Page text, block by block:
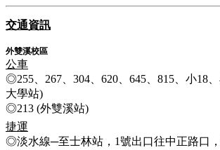
交通資訊
外雙溪校區
公車
◎255、267、304、620、645、815、小18
大學站)
◎213 (外雙溪站)
捷運
◎淡水線─至士林站，1號出口往中正路口，